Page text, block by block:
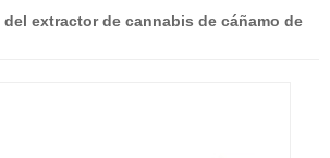
extractor de cannabis de cáñamo de